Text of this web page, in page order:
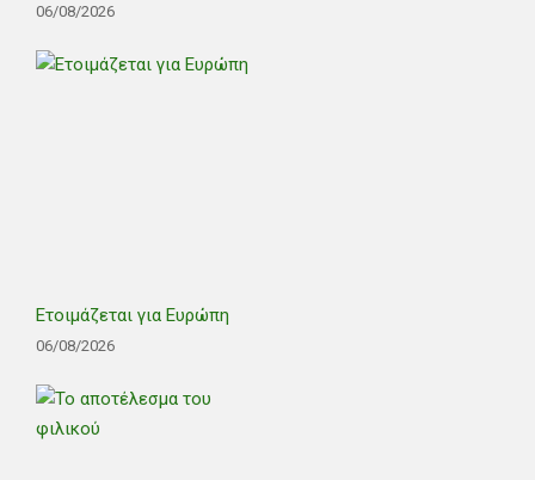
06/08/2026
Ετοιμάζεται για Ευρώπη
06/08/2026